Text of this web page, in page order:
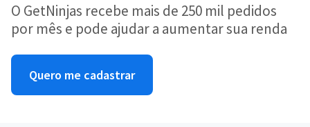
O GetNinjas recebe mais de 250 mil pedidos
por mês e pode ajudar a aumentar sua renda
Quero me cadastrar